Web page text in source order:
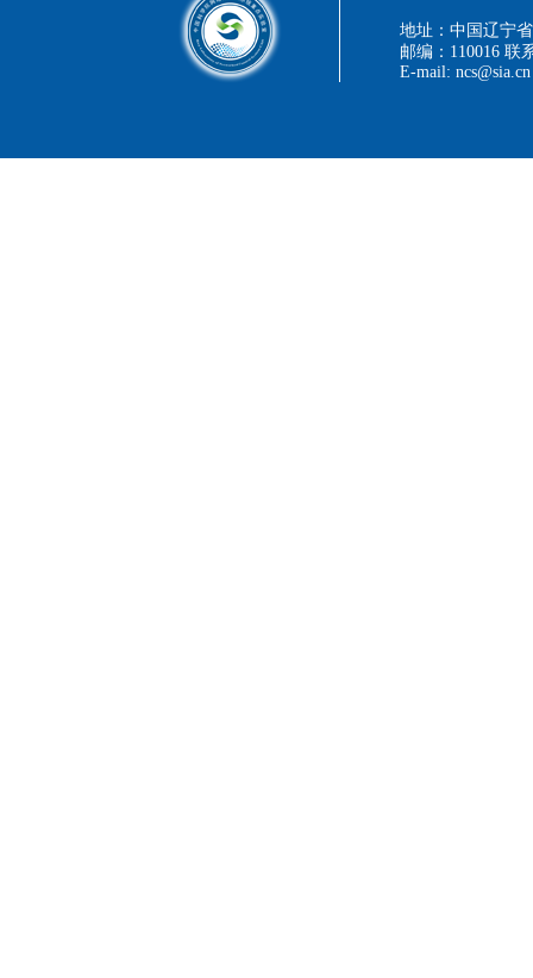
地址：中国辽宁
邮编：110016 联
E-mail: ncs@sia.cn